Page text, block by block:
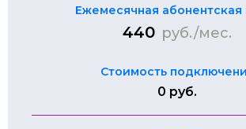
Ежемесячная абонентская
440 руб./мес.
Стоимость
0 руб.